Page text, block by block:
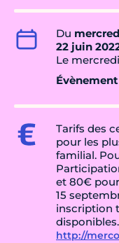
Du
22 juin
Le
Tarifs des
pour les
familial.
et 80€
15
inscription
disponibles.
http://